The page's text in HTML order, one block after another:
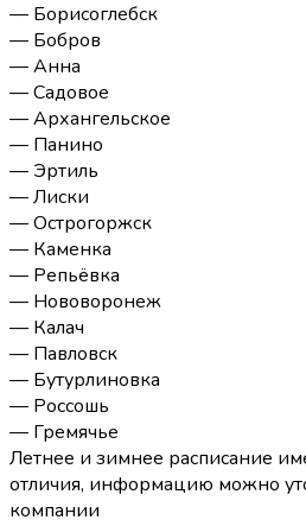
— Борисоглебск
— Бобров
— Анна
— Садовое
— Архангельское
— Панино
— Эртиль
— Лиски
— Острогоржск
— Каменка
— Репьёвка
— Нововоронеж
— Калач
— Павловск
— Бутурлиновка
— Россошь
— Гремячье
Летнее и зимнее расписание
отличия, информацию можно
компании